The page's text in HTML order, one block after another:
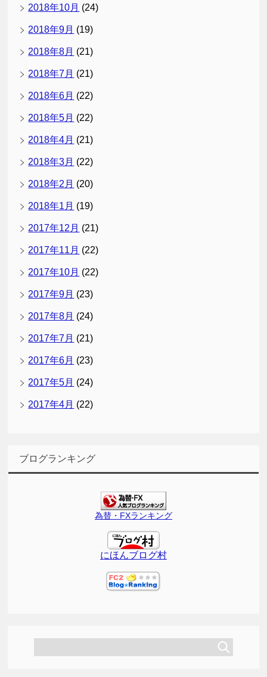
2018年10月 (24)
2018年9月 (19)
2018年8月 (21)
2018年7月 (21)
2018年6月 (22)
2018年5月 (22)
2018年4月 (21)
2018年3月 (22)
2018年2月 (20)
2018年1月 (19)
2017年12月 (21)
2017年11月 (22)
2017年10月 (22)
2017年9月 (23)
2017年8月 (24)
2017年7月 (21)
2017年6月 (23)
2017年5月 (24)
2017年4月 (22)
ブログランキング
為替・FXランキング
にほんブログ村